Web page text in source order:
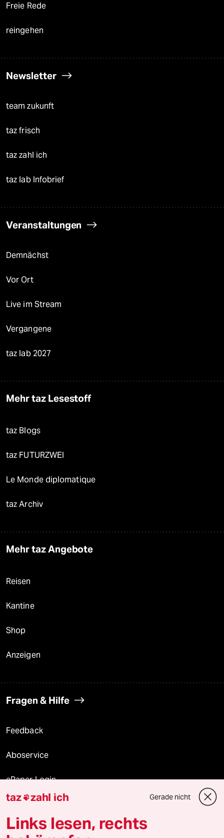
Freie Rede
reingehen
Newsletter
team zukunft
taz frisch
taz zahl ich
taz lab Infobrief
Veranstaltungen
Demnächst
Vor Ort
Live im Stream
Vergangene
taz lab 2027
Mehr taz Lesestoff
taz Blogs
taz FUTURZWEI
Le Monde diplomatique
taz Archiv
Mehr taz Angebote
Reisen
Kantine
Shop
Anzeigen
Fragen & Hilfe
Feedback
Aboservice
ePaper Login
Downloads für Abonnierende
taz zahl ich Gerade nicht
Links lesen, rechts